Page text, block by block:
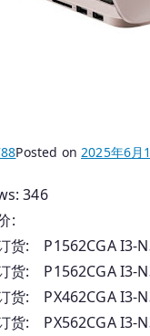
Posted on2025年6月
346
:
订货: P1562CGA
订货: P1562CGA
货: PX462CGA
货: PX562CGA